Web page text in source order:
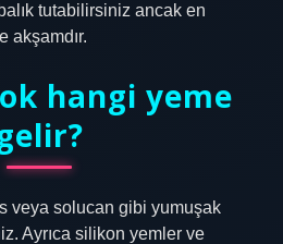
tutabilirsiniz ancak en
akşamdır.
hangi yeme
veya solucan gibi yumuşak
Ayrıca silikon yemler ve